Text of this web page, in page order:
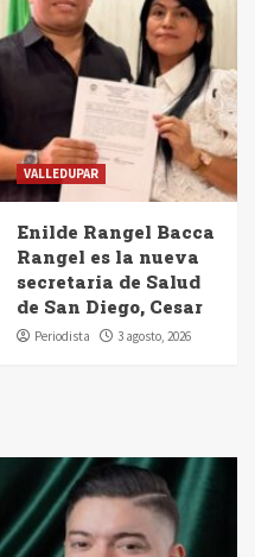
VALLEDUPAR
Enilde Rangel Bacca
Rangel es la nueva
secretaria de Salud
de San Diego, Cesar
Periodista 3 agosto, 2026